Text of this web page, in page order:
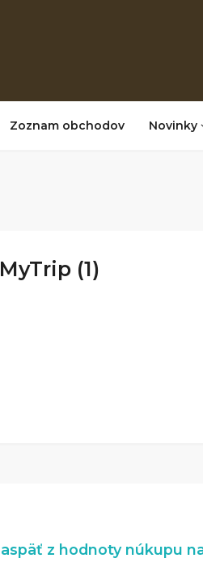
Zoznam obchodov Novinky
MyTrip (1)